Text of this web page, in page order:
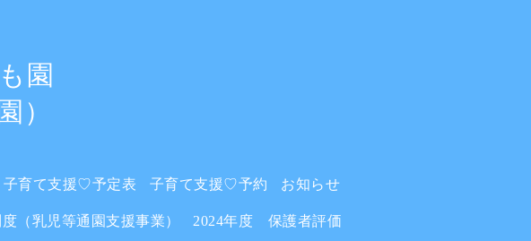
園
）
子育て支援♡予定表 子育て支援♡予約 お知らせ
（乳児等通園支援事業） 2024年度 保護者評価